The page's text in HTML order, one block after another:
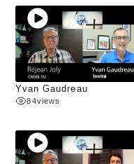
Yvan Gaudreau
84views